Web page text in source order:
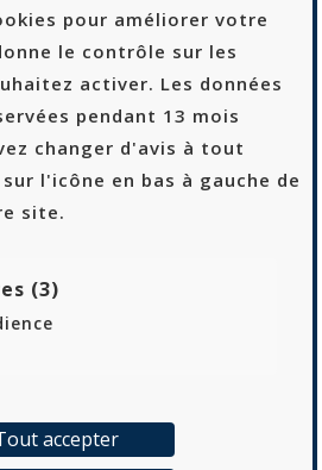
pour améliorer votre
le contrôle sur les
activer. Les données
pendant 13 mois
changer d'avis à tout
l'icône en bas à gauche de
site.
(3)
accepter